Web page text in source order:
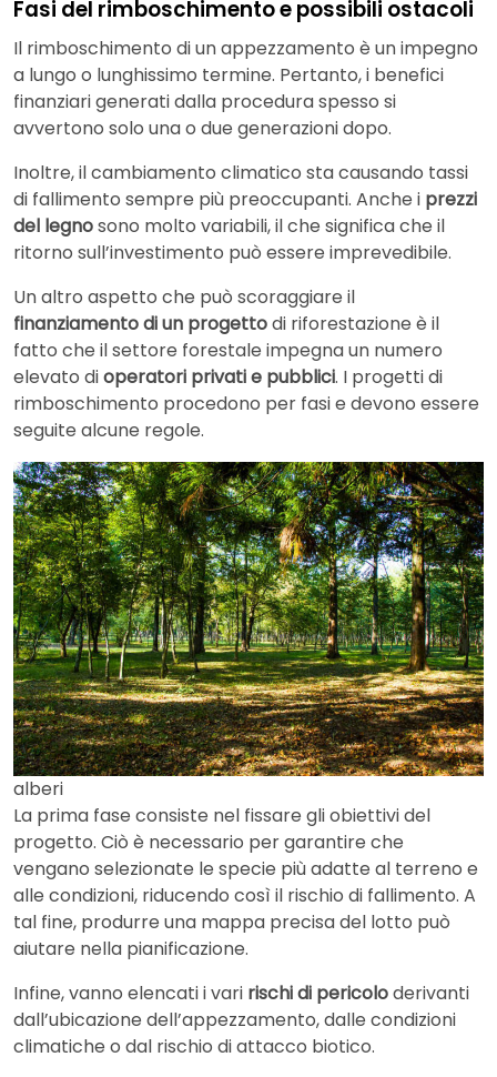
Fasi del rimboschimento e possibili ostacoli
Il rimboschimento di un appezzamento è un impegno
a lungo o lunghissimo termine. Pertanto, i benefici
finanziari generati dalla procedura spesso si
avvertono solo una o due generazioni dopo.
Inoltre, il cambiamento climatico sta causando tassi
di fallimento sempre più preoccupanti. Anche i prezzi
del legnosono molto variabili, il che significa che il
ritorno sull’investimento può essere imprevedibile.
Un altro aspetto che può scoraggiare il
finanziamento di un progettodi riforestazione è il
fatto che il settore forestale impegna un numero
elevato dioperatori privati ​​e pubblici. I progetti di
rimboschimento procedono per fasi e devono essere
seguite alcune regole.
alberi
La prima fase consiste nel fissare gli obiettivi del
progetto. Ciò è necessario per garantire che
vengano selezionate le specie più adatte al terreno e
alle condizioni, riducendo così il rischio di fallimento. A
tal fine, produrre una mappa precisa del lotto può
aiutare nella pianificazione.
Infine, vanno elencati i vari rischi di pericoloderivanti
dall’ubicazione dell’appezzamento, dalle condizioni
climatiche o dal rischio di attacco biotico.